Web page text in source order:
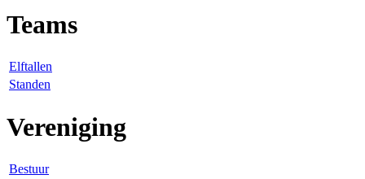
Teams
Elftallen
Standen
Vereniging
Bestuur